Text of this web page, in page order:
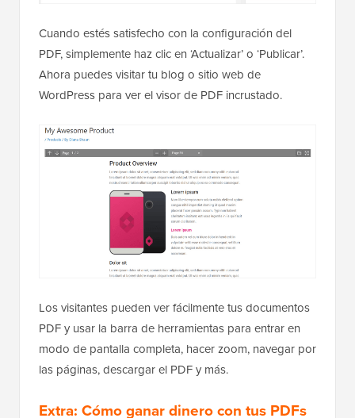
Cuando estés satisfecho con la configuración del
PDF, simplemente haz clic en ‘Actualizar’ o ‘Publicar’.
Ahora puedes visitar tu blog o sitio web de
WordPress para ver el visor de PDF incrustado.
Los visitantes pueden ver fácilmente tus documentos
PDF y usar la barra de herramientas para entrar en
modo de pantalla completa, hacer zoom, navegar por
las páginas, descargar el PDF y más.
Extra: Cómo ganar dinero con tus PDFs